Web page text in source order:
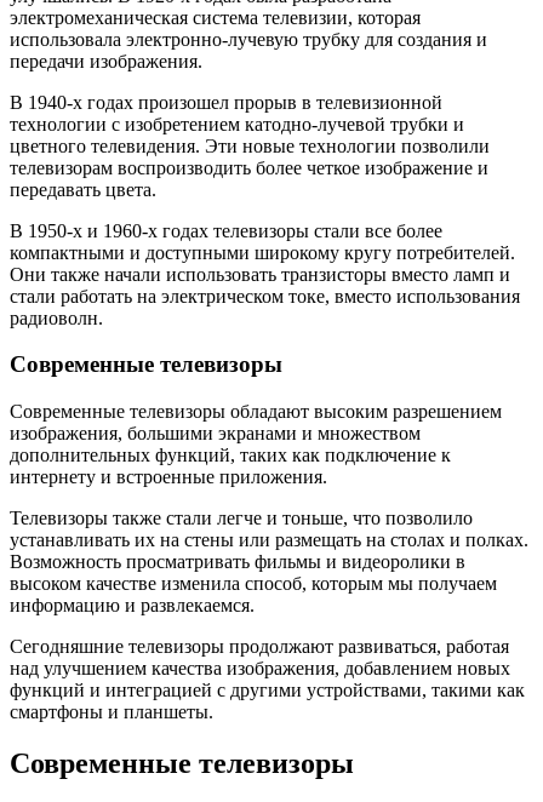
электромеханическая система телевизии, которая
использовала электронно-лучевую трубку для создания и
передачи изображения.
В 1940-х годах произошел прорыв в телевизионной
технологии с изобретением катодно-лучевой трубки и
цветного телевидения. Эти новые технологии позволили
телевизорам воспроизводить более четкое изображение и
передавать цвета.
В 1950-х и 1960-х годах телевизоры стали все более
компактными и доступными широкому кругу потребителей.
Они также начали использовать транзисторы вместо ламп и
стали работать на электрическом токе, вместо использования
радиоволн.
Современные телевизоры
Современные телевизоры обладают высоким разрешением
изображения, большими экранами и множеством
дополнительных функций, таких как подключение к
интернету и встроенные приложения.
Телевизоры также стали легче и тоньше, что позволило
устанавливать их на стены или размещать на столах и полках.
Возможность просматривать фильмы и видеоролики в
высоком качестве изменила способ, которым мы получаем
информацию и развлекаемся.
Сегодняшние телевизоры продолжают развиваться, работая
над улучшением качества изображения, добавлением новых
функций и интеграцией с другими устройствами, такими как
смартфоны и планшеты.
Современные телевизоры